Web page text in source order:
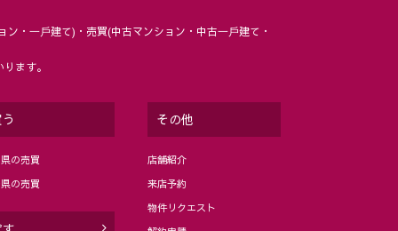
・⼀⼾建て)・売買(中古マンション・中古⼀⼾建て・
ます。
の売買
の売買
その他
店舗紹介
来店予約
物件リクエスト